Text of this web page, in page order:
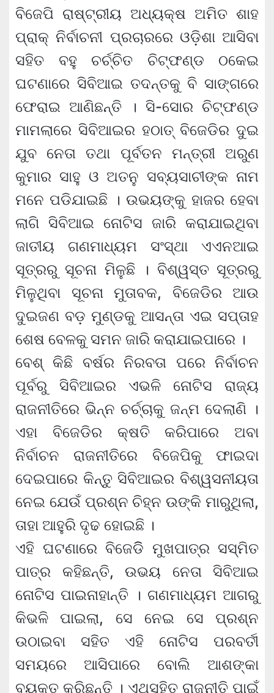
ବିଜେପି ରାଷ୍ଟ୍ରୀୟ ଅଧ୍ୟକ୍ଷ ଅମିତ ଶାହ
ପ୍ରାକ୍‍ ନିର୍ବାଚନୀ ପ୍ରଚାରରେ ଓଡ଼ିଶା ଆସିବା
ସହିତ ବହୁ ଚର୍ଚ୍ଚିତ ଚିଟ୍‍ଫଣ୍ଡ ଠକେଇ
ଘଟଣାରେ ସିବିଆଇ ତଦନ୍ତକୁ ବି ସାଙ୍ଗରେ
ଫେରାଇ ଆଣିଛନ୍ତି । ସି-ସୋର ଚିଟ୍‍ଫଣ୍ଡ
ମାମଲାରେ ସିବିଆଇର ହଠାତ୍‍ ବିଜେଡିର ଦୁଇ
ଯୁବ ନେତା ତଥା ପୂର୍ବତନ ମନ୍ତ୍ରୀ ଅରୁଣ
କୁମାର ସାହୁ ଓ ଅତନୁ ସବ୍ୟସାଚୀଙ୍କ ନାମ
ମନେ ପଡିଯାଇଛି । ଉଭୟଙ୍କୁ ହାଜର ହେବା
ଲାଗି ସିବିଆଇ ନୋଟିସ ଜାରି କରାଯାଇଥିବା
ଜାତୀୟ ଗଣମାଧ୍ୟମ ସଂସ୍ଥା ଏଏନଆଇ
ସୂତ୍ରରୁ ସୂଚନା ମିଳୁଛି । ବିଶ୍ୱସ୍ତ ସୂତ୍ରରୁ
ମିଳୁଥିବା ସୂଚନା ମୁତାବକ, ବିଜେଡିର ଆଉ
ଦୁଇଜଣ ବଡ଼ ମୁଣ୍ଡକୁ ଆସନ୍ତା ଏଇ ସପ୍ତାହ
ଶେଷ ବେଳକୁ ସମନ ଜାରି କରାଯାଇପାରେ ।
ବେଶ୍‍ କିଛି ବର୍ଷର ନିରବତା ପରେ ନିର୍ବାଚନ
ପୂର୍ବରୁ ସିବିଆଇର ଏଭଳି ନୋଟିସ ରାଜ୍ୟ
ରାଜନୀତିରେ ଭିନ୍ନ ଚର୍ଚ୍ଚାକୁ ଜନ୍ମ ଦେଲାଣି ।
ଏହା ବିଜେଡିର କ୍ଷତି କରିପାରେ ଅବା
ନିର୍ବାଚନ ରାଜନୀତିରେ ବିଜେପିକୁ ଫାଇଦା
ଦେଇପାରେ କିନ୍ତୁ ସିବିଆଇର ବିଶ୍ୱସନୀୟତା
ନେଇ ଯେଉଁ ପ୍ରଶ୍ନ ଚିହ୍ନ ଉଙ୍କି ମାରୁଥିଲା,
ତାହା ଆହୁରି ଦୃଢ ହୋଇଛି ।
ଏହି ଘଟଣାରେ ବିଜେଡିି ମୁଖପାତ୍ର ସସ୍ମିତ
ପାତ୍ର କହିଛନ୍ତି, ଉଭୟ ନେତା ସିବିଆଇ
ନୋଟିସ ପାଇନାହାନ୍ତି । ଗଣମାଧ୍ୟମ ଆଗରୁ
କିଭଳି ପାଇଲା, ସେ ନେଇ ସେ ପ୍ରଶ୍ନ
ଉଠାଇବା ସହିତ ଏହି ନୋଟିସ ପରବର୍ତୀ
ସମୟରେ ଆସିପାରେ ବୋଲି ଆଶଙ୍କା
ବ୍ୟକ୍ତ କରିଛନ୍ତି । ଏଥିସହିତ ରାଜନୀତି ପାଇଁ